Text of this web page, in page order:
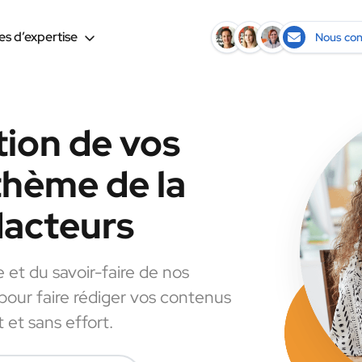
d’expertise Nous
de vos
de la
du savoir-faire de nos
faire rédiger vos contenus
et sans effort.